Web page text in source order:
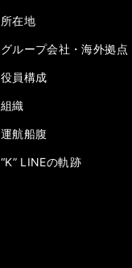
所在地
グループ会社・海外拠点
役員構成
組織
運航船腹
“K” LINEの軌跡